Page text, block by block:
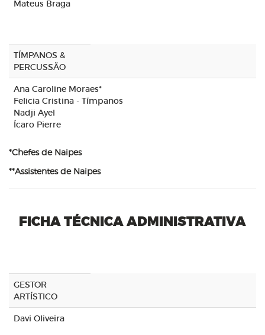
Mateus Braga
TÍMPANOS &
PERCUSSÃO
Ana Caroline Moraes*
Felicia Cristina - Tímpanos
Nadji Ayel
Ícaro Pierre
*Chefes de Naipes
**Assistentes de Naipes
FICHA TÉCNICA ADMINISTRATIVA
GESTOR
ARTÍSTICO
Davi Oliveira